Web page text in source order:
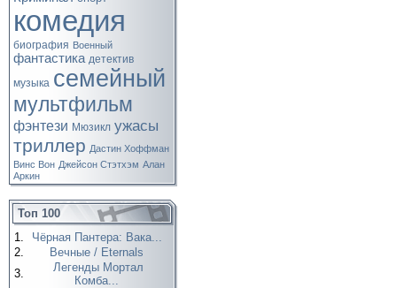
комедия
биография Военный
фантастика детектив
музыка семейный
мультфильм
фэнтези Мюзикл ужасы
триллер Дастин Хоффман
Винс Вон Джейсон Стэтхэм Алан
Аркин
Топ 100
1.
Чёрная Пантера: Вака...
2.
Вечные / Eternals
3.
Легенды Мортал
Комба...